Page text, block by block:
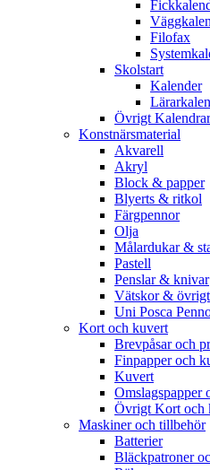
Filofax
Skolstart
Kalender
Övrigt Kalendrar
Konstnärsmaterial
Akvarell
Akryl
Block & papper
Blyerts & ritkol
Färgpennor
Olja
Målardukar &
Pastell
Penslar & knivar
Vätskor & övrigt
Uni Posca
Kort och kuvert
Brevpåsar och
Finpapper och
Kuvert
Omslagspapper
Övrigt Kort och
Maskiner och tillbehör
Batterier
Bläckpatroner